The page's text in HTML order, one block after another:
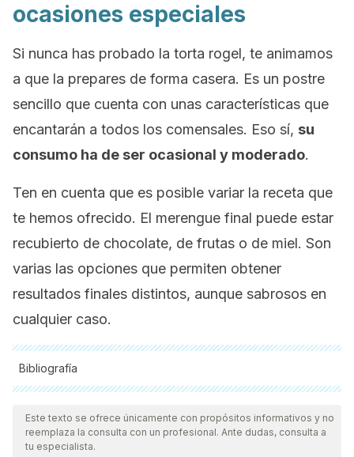
ocasiones especiales
Si nunca has probado la torta rogel, te animamos
a que la prepares de forma casera. Es un postre
sencillo que cuenta con unas características que
encantarán a todos los comensales. Eso sí, su
consumo ha de ser ocasional y moderado.
Ten en cuenta que es posible variar la receta que
te hemos ofrecido. El merengue final puede estar
recubierto de chocolate, de frutas o de miel. Son
varias las opciones que permiten obtener
resultados finales distintos, aunque sabrosos en
cualquier caso.
Bibliografía
Todas las fuentes citadas fueron revisadas a profundidad por
nuestro equipo, para asegurar su calidad, confiabilidad,
vigencia y validez.La bibliografía de este artículo fue
Este texto se ofrece únicamente con propósitos informativos y no
reemplaza la consulta con un profesional. Ante dudas, consulta a
tu especialista.